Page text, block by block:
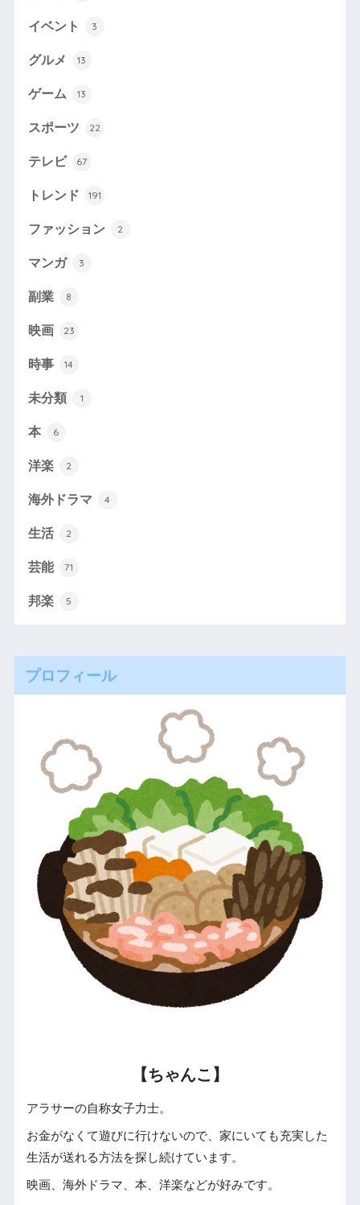
イベント 3
グルメ 13
ゲーム 13
スポーツ 22
テレビ 67
トレンド 191
ファッション 2
マンガ 3
副業 8
映画 23
時事 14
未分類 1
本 6
洋楽 2
海外ドラマ 4
生活 2
芸能 71
邦楽 5
プロフィール
【ちゃんこ】
アラサーの自称女子力士。
お金がなくて遊びに行けないので、家にいても充実した
生活が送れる方法を探し続けています。
映画、海外ドラマ、本、洋楽などが好みです。